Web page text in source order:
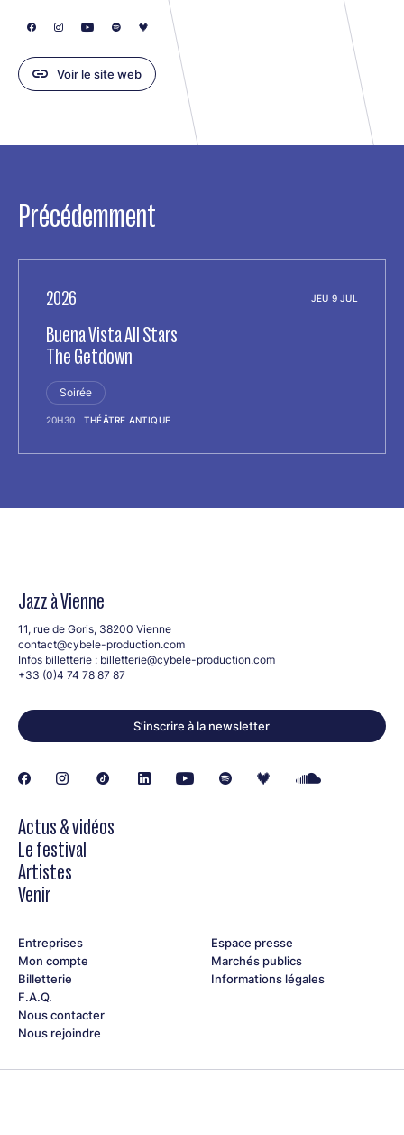
Voir le site web
Précédemment
2026 JEU 9 JUL
Buena Vista All Stars
The Getdown
Soirée
20H30 THÉÂTRE ANTIQUE
Jazz à Vienne
11, rue de Goris, 38200 Vienne
contact@cybele-production.com
Infos billetterie : billetterie@cybele-production.com
+33 (0)4 74 78 87 87
S’inscrire à la newsletter
Actus & vidéos
Le festival
Artistes
Venir
Entreprises
Mon compte
Billetterie
F.A.Q.
Nous contacter
Nous rejoindre
Espace presse
Marchés publics
Informations légales